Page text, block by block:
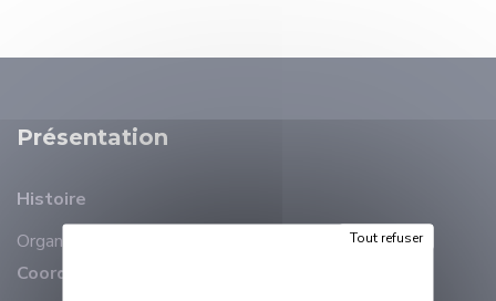
Présentation
Histoire
Organisation
Coordonnées
Tout refuser